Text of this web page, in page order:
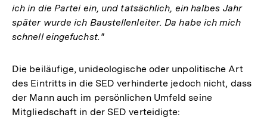
ich in die Partei ein, und tatsächlich, ein halbes Jahr
später wurde ich Baustellenleiter. Da habe ich mich
schnell eingefuchst."
Die beiläufige, unideologische oder unpolitische Art
des Eintritts in die SED verhinderte jedoch nicht, dass
der Mann auch im persönlichen Umfeld seine
Mitgliedschaft in der SED verteidigte: